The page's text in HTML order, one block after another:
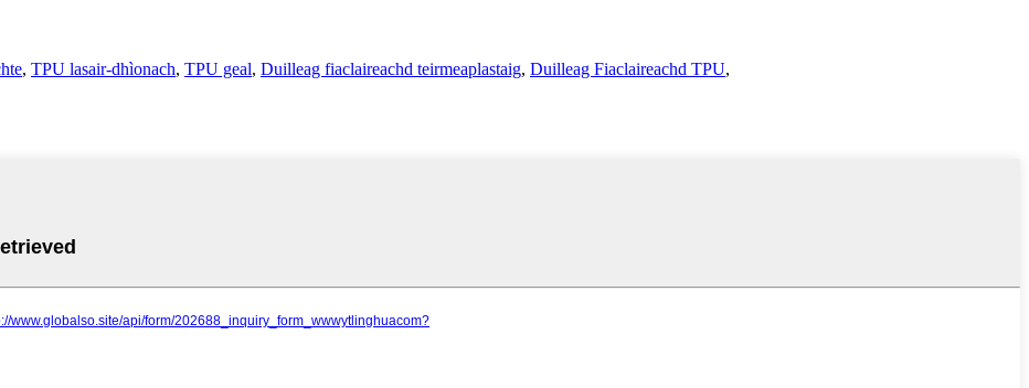
, TPU lasair-dhìonach, TPU geal, Duilleag fiaclaireachd teirmeaplastaig, Duilleag Fiaclaireachd TPU,